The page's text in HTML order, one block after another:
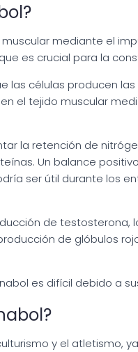
mediante el
es crucial para la
las células producen
el tejido muscular
la retención de
Un balance
ser útil durante los
de testosterona,
de glóbulos
es difícil debido a
y el atletismo,